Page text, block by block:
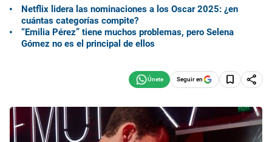
Netflix lidera las nominaciones a los Oscar 2025: ¿en
cuántas categorías compite?
“Emilia Pérez” tiene muchos problemas, pero Selena
Gómez no es el principal de ellos
Seguir en